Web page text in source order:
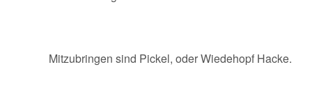
Mitzubringen sind Pickel, oder Wiedehopf Hacke.